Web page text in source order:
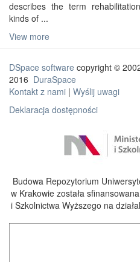
describes the term
kinds of ...
View more
DSpace software copyright ©
2016 DuraSpace
Kontakt z nami | Wyślij uwagi
Deklaracja dostępności
Budowa Repozytorium
w Krakowie została
i Szkolnictwa Wyższego na